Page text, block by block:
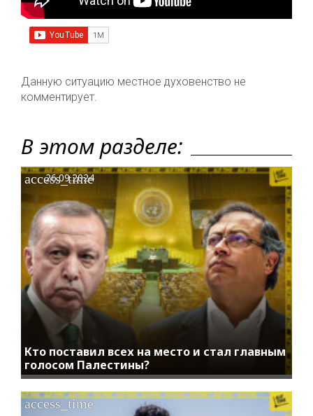
Данную ситуацию местное духовенство не
комментирует.
В этом разделе:
Кто поставил всех на место и стал главным
голосом Палестины?
access_time
26.09.2024
access_time